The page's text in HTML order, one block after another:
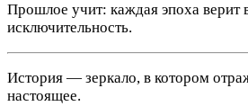
Прошлое учит: каждая эпоха верит
исключительность.
История — зеркало, в котором
настоящее.